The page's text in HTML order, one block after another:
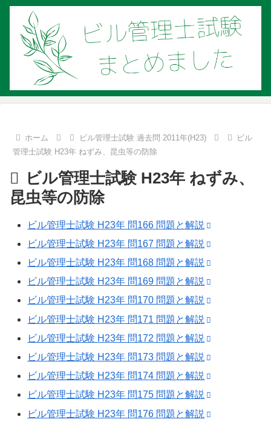
ホーム ビル管理士試験 過去問 2011年(H23)
ビル
管理士試験 H23年 ねずみ、昆虫等の防除
ビル管理士試験 H23年 ねずみ、
昆虫等の防除
ビル管理士試験 H23年 問166 問題と解説
ビル管理士試験 H23年 問167 問題と解説
ビル管理士試験 H23年 問168 問題と解説
ビル管理士試験 H23年 問169 問題と解説
ビル管理士試験 H23年 問170 問題と解説
ビル管理士試験 H23年 問171 問題と解説
ビル管理士試験 H23年 問172 問題と解説
ビル管理士試験 H23年 問173 問題と解説
ビル管理士試験 H23年 問174 問題と解説
ビル管理士試験 H23年 問175 問題と解説
ビル管理士試験 H23年 問176 問題と解説